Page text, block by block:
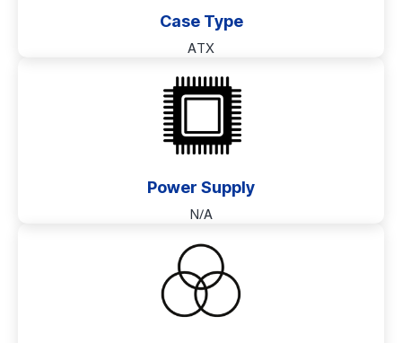
Case Type
ATX
Power Supply
N/A